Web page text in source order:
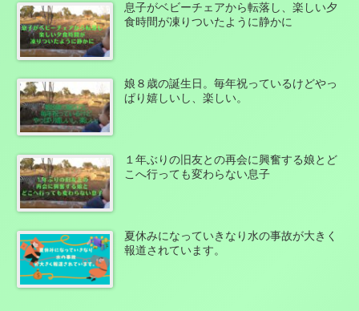
息子がベビーチェアから転落し、楽しい夕
食時間が凍りついたように静かに
娘８歳の誕生日。毎年祝っているけどやっ
ぱり嬉しいし、楽しい。
１年ぶりの旧友との再会に興奮する娘とど
こへ行っても変わらない息子
夏休みになっていきなり水の事故が大きく
報道されています。